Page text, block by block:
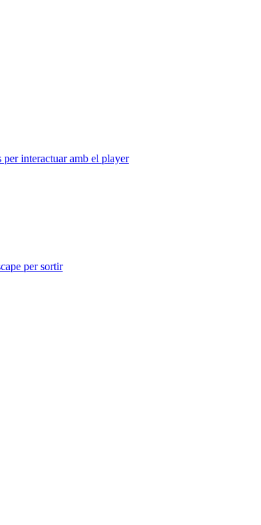
per interactuar amb el player
per sortir